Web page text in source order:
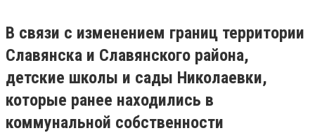
В связи с изменением границ территории
Славянска и Славянского района,
детские школы и сады Николаевки,
которые ранее находились в
коммунальной собственности